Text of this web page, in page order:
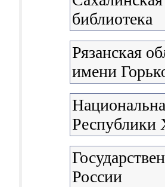
библиотека
Рязанская
имени
Республики
России